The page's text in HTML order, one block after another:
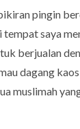
pingin
tempat saya
berjualan
dagang
muslimah